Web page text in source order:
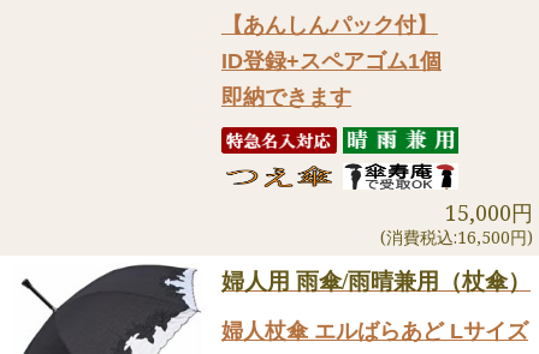
【あんしんパック付】
ID登録+スペアゴム1個
即納できます
15,000円
(消費税込:16,500円)
婦人用 雨傘/雨晴兼用（杖傘）
婦人杖傘 エルばらあど Lサイズ